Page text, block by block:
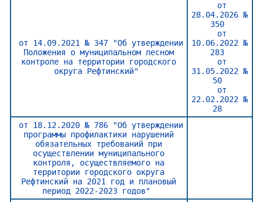
от 14.09.2021 № 347 "Об утверждении
Положения о муниципальном лесном
контроле на территории городского
округа Рефтинский"
от
28.04.2026 №
350
от
10.06.2022 №
283
от
31.05.2022 №
50
от
22.02.2022 №
28
от 18.12.2020 № 786 "Об утверждении
программы профилактики нарушений
обязательных требований при
осуществлении муниципального
контроля, осуществляемого на
территории городского округа
Рефтинский на 2021 год и плановый
период 2022-2023 годов"